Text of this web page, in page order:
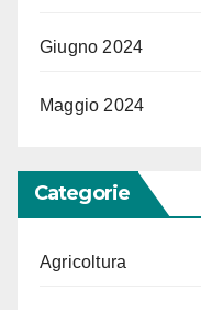
Giugno 2024
Maggio 2024
Categorie
Agricoltura